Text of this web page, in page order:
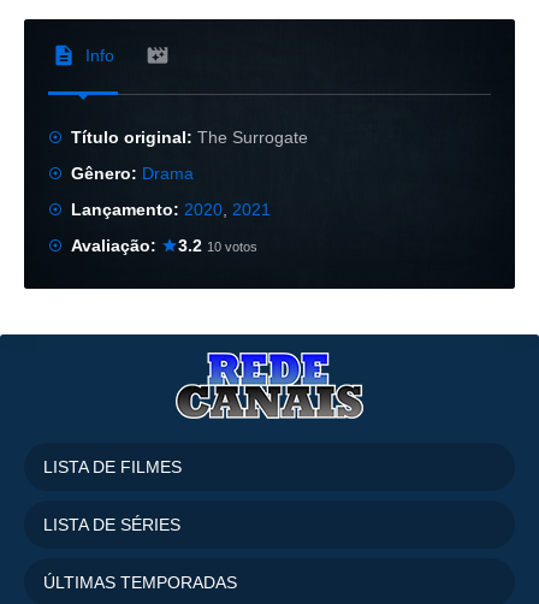
Info
Título original:The Surrogate
Gênero: Drama
Lançamento: 2020 2021
Avaliação:
3.2 10 votos
LISTA DE FILMES
LISTA DE SÉRIES
ÚLTIMAS TEMPORADAS